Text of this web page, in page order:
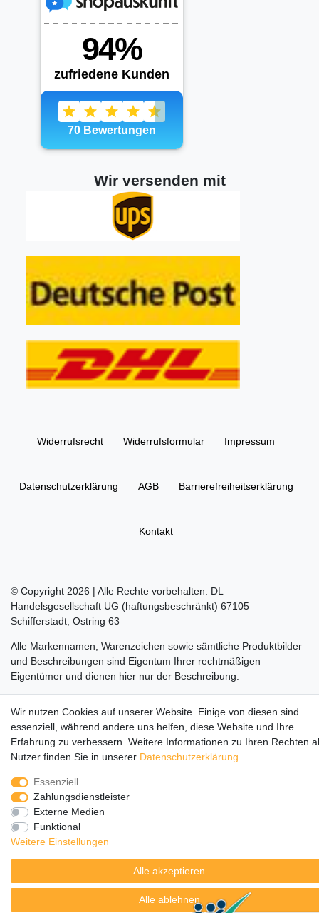
Wir versenden mit
Widerrufs­recht Widerrufs­formular Impressum
Daten­schutz­erklärung AGB Barrierefreiheitserklärung
Kontakt
© Copyright 2026 | Alle Rechte vorbehalten. DL
Handelsgesellschaft UG (haftungsbeschränkt) 67105
Schifferstadt, Ostring 63
Alle Markennamen, Warenzeichen sowie sämtliche Produktbilder
und Beschreibungen sind Eigentum Ihrer rechtmäßigen
Eigentümer und dienen hier nur der Beschreibung.
Herstellers.
LEGO, das LEGO Logo, die Minifigur, DUPLO, LEGENDS OF
CHIMA, NINJAGO, BIONICLE, MINDSTORMS und MIXELS sind
©2022 The LEGO Group
Wir nutzen Cookies auf unserer Website. Einige von diesen sind
essenziell, während andere uns helfen, diese Website und Ihre
Erfahrung zu verbessern. Weitere Informationen zu Ihren Rechten
Nutzer finden Sie in unserer Daten­schutz­erklärung
Essenziell
Zahlungsdienstleister
Externe Medien
Funktional
Weitere Einstellungen
Alle akzeptieren
Alle ablehnen